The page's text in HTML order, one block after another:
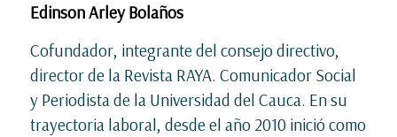
Edinson Arley Bolaños
Cofundador, integrante del consejo directivo,
director de la Revista RAYA. Comunicador Social
y Periodista de la Universidad del Cauca. En su
trayectoria laboral, desde el año 2010 inició como